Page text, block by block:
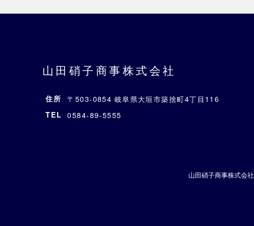
山田硝子商事株式会社
住所 〒503-0854 岐阜県大垣市築捨町4丁目116
TEL 0584-89-5555
山田硝子商事株式会社